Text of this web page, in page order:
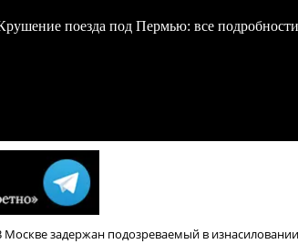
поезда под Пермью: все подробности
Москве задержан подозреваемый в